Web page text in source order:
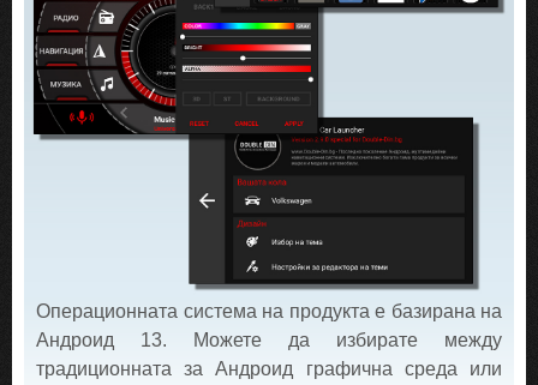
Операционната система на продукта е базирана на
Андроид 13. Можете да избирате между
традиционната за Андроид графична среда или